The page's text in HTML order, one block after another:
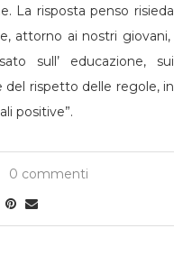
La risposta penso risieda
attorno ai nostri giovani,
sull’ educazione, sui
del rispetto delle regole, in
positive”.
0 commenti